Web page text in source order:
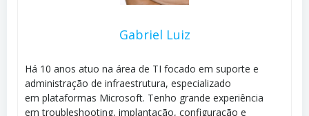
Gabriel Luiz
Há 10 anos atuo na área de TI focado em suporte e
administração de infraestrutura, especializado
em plataformas Microsoft. Tenho grande experiência
em troubleshooting, implantação, configuração e